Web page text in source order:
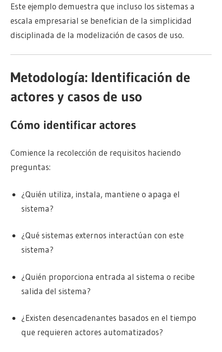
Este ejemplo demuestra que incluso los sistemas a
escala empresarial se benefician de la simplicidad
disciplinada de la modelización de casos de uso.
Metodología: Identificación de
actores y casos de uso
Cómo identificar actores
Comience la recolección de requisitos haciendo
preguntas:
¿Quién utiliza, instala, mantiene o apaga el
sistema?
¿Qué sistemas externos interactúan con este
sistema?
¿Quién proporciona entrada al sistema o recibe
salida del sistema?
¿Existen desencadenantes basados en el tiempo
que requieren actores automatizados?